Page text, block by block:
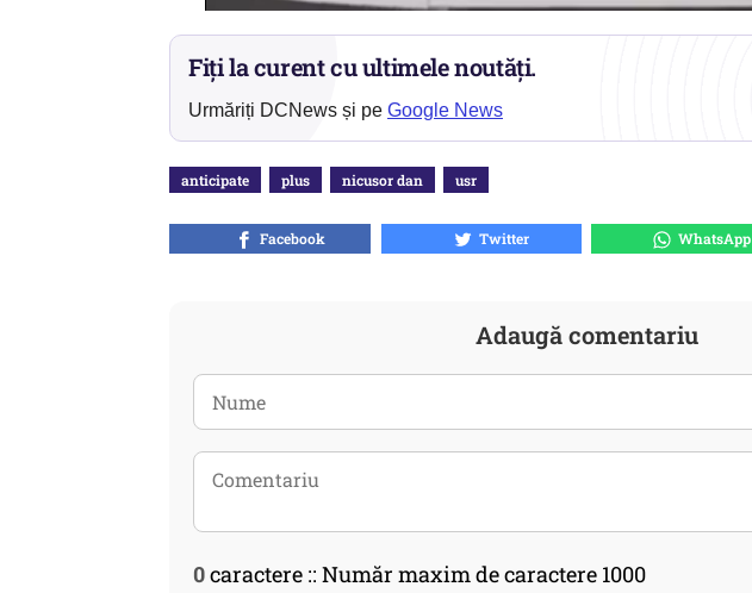
Fiți la curent cu ultimele noutăți.
Urmăriți DCNews și pe Google News
anticipate plus nicusor dan usr
Facebook Twitter WhatsApp
Adaugă comentariu
0caractere :: Număr maxim de caractere 1000